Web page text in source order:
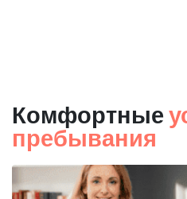
Комфортные
пребывания